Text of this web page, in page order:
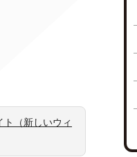
ト（新しいウィ